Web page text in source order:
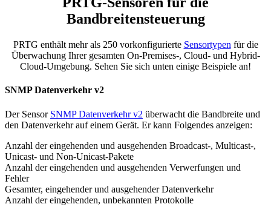
Bandbreitensteuerung
PRTG enthält mehr als 250 vorkonfigurierte Sensortypen für die
Überwachung Ihrer gesamten On-Premises-, Cloud- und Hybrid-
Cloud-Umgebung. Sehen Sie sich unten einige Beispiele an!
SNMP Datenverkehr v2
Der Sensor SNMP Datenverkehr v2 überwacht die Bandbreite und
den Datenverkehr auf einem Gerät. Er kann Folgendes anzeigen:
Anzahl der eingehenden und ausgehenden Broadcast-, Multicast-,
Unicast- und Non-Unicast-Pakete
Anzahl der eingehenden und ausgehenden Verwerfungen und
Fehler
Gesamter, eingehender und ausgehender Datenverkehr
Anzahl der eingehenden, unbekannten Protokolle